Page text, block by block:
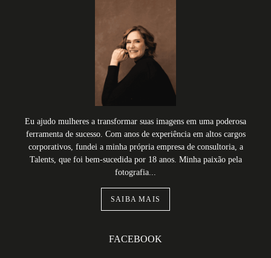
Eu ajudo mulheres a transformar suas imagens em uma poderosa
ferramenta de sucesso. Com anos de experiência em altos cargos
corporativos, fundei a minha própria empresa de consultoria, a
Talents, que foi bem-sucedida por 18 anos. Minha paixão pela
fotografia...
SAIBA MAIS
FACEBOOK